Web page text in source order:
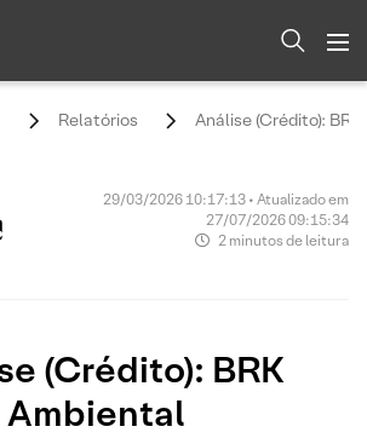
Relatórios Análise (Crédito):
29/03/2026 10:17:13 • Atualizado em
27/07/2026 09:15:34
2 minutos de leitura
(Crédito): BRK
Ambiental